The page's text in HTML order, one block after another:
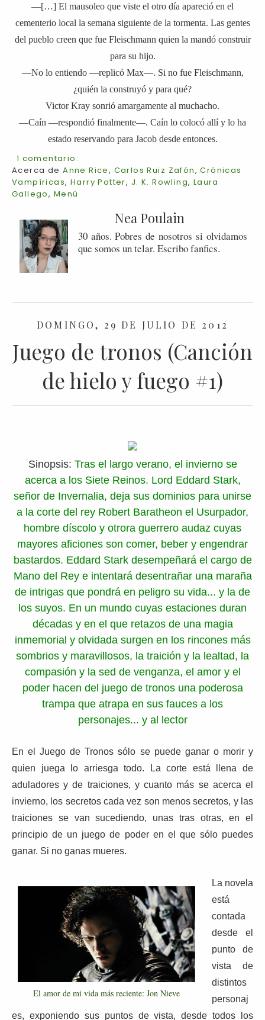
—[…] El mausoleo que viste el otro día apareció en el
cementerio local la semana siguiente de la tormenta. Las gentes
del pueblo creen que fue Fleischmann quien la mandó construir
para su hijo.
—No lo entiendo —replicó Max—. Si no fue Fleischmann,
¿quién la construyó y para qué?
Victor Kray sonrió amargamente al muchacho.
—Caín —respondió finalmente—. Caín lo colocó allí y lo ha
estado reservando para Jacob desde entonces.
1 comentario:
Acerca deAnne Rice, Carlos Ruiz Zafón,Crónicas
Vampíricas, Harry Potter, J. K. Rowling, Laura
Gallego, Menú
Nea Poulain
30 años. Pobres de nosotros si olvidamos
que somos un telar. Escribo fanfics.
DOMINGO, 29 DE JULIO DE 2012
Juego de tronos (Canción
de hielo y fuego #1)
Sinopsis: Tras el largo verano, el invierno se
acerca a los Siete Reinos. Lord Eddard Stark,
señor de Invernalia, deja sus dominios para unirse
a la corte del rey Robert Baratheon el Usurpador,
hombre díscolo y otrora guerrero audaz cuyas
mayores aficiones son comer, beber y engendrar
bastardos. Eddard Stark desempeñará el cargo de
Mano del Rey e intentará desentrañar una maraña
de intrigas que pondrá en peligro su vida... y la de
los suyos. En un mundo cuyas estaciones duran
décadas y en el que retazos de una magia
inmemorial y olvidada surgen en los rincones más
sombrios y maravillosos, la traición y la lealtad, la
compasión y la sed de venganza, el amor y el
poder hacen del juego de tronos una poderosa
trampa que atrapa en sus fauces a los
personajes... y al lector
En el Juego de Tronos sólo se puede ganar o morir y
quien juega lo arriesga todo. La corte está llena de
aduladores y de traiciones, y cuanto más se acerca el
invierno, los secretos cada vez son menos secretos, y las
traiciones se van sucediendo, unas tras otras, en el
principio de un juego de poder en el que sólo puedes
ganar. Si no ganas mueres.
El amor de mi vida más reciente: Jon Nieve
La novela
está
contada
desde el
punto de
vista de
distintos
personaj
es, exponiendo sus puntos de vista, desde todos los